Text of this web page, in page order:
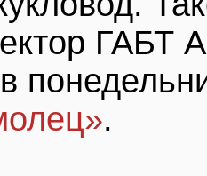
ГАБТ
.